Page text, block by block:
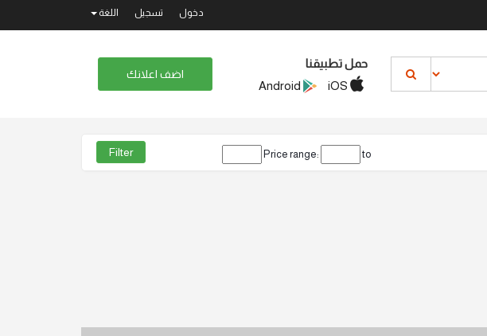
دخول تسجيل اللغة
حمل تطبيقنا
اضف اعلانك
Price range: to